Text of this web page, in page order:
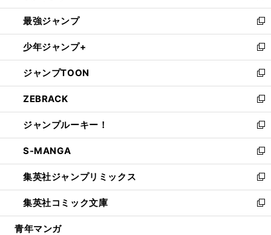
ン
ド
ウ
で
開
く
ウ
ィ
ン
ド
ウ
で
開
く
し
い
ウ
ィ
ン
ド
ウ
で
開
く
最強ジャンプ
新
し
い
ウ
ィ
ン
ド
ウ
で
開
く
少年ジャンプ+
新
し
い
ウ
ィ
ン
ド
ウ
で
開
く
ジャンプTOON
新
し
い
ウ
ィ
ン
ド
ウ
で
開
く
ZEBRACK
新
し
い
ウ
ィ
ン
ド
ウ
で
開
ジャンプルーキー！
新
し
い
ウ
ィ
ン
ド
ウ
S-MANGA
新
し
い
ウ
ィ
ン
集英社ジャンプリミックス
新
し
い
ウ
集英社コミック文庫
新
し
青年マンガ